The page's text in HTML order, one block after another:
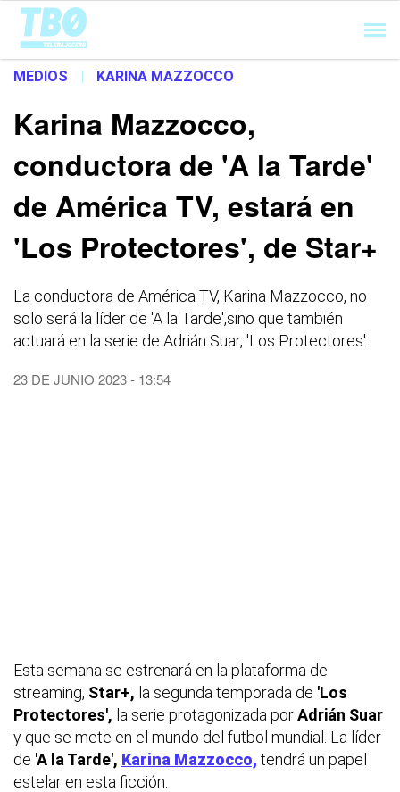
Cargando...
MEDIOS | KARINA MAZZOCCO
Karina Mazzocco,
conductora de 'A la Tarde'
de América TV, estará en
'Los Protectores', de Star+
La conductora de América TV, Karina Mazzocco, no
solo será la líder de 'A la Tarde',sino que también
actuará en la serie de Adrián Suar, 'Los Protectores'.
23 DE JUNIO 2023 - 13:54
Esta semana se estrenará en la plataforma de
streaming, Star+, la segunda temporada de 'Los
Protectores', la serie protagonizada porAdrián Suar
y que se mete en el mundo del futbol mundial. La líder
de 'A la Tarde', Karina Mazzocco, tendrá un papel
estelar en esta ficción.